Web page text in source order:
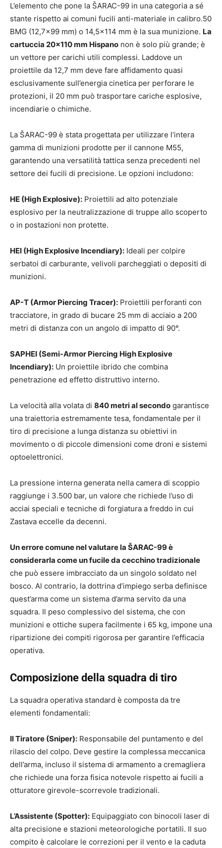
L’elemento che pone la ŠARAC-99 in una categoria a sé
stante rispetto ai comuni fucili anti-materiale in calibro.50
BMG (12,7×99 mm) o 14,5×114 mm è la sua munizione. La
cartuccia 20×110 mm Hispano non è solo più grande; è
un vettore per carichi utili complessi. Laddove un
proiettile da 12,7 mm deve fare affidamento quasi
esclusivamente sull’energia cinetica per perforare le
protezioni, il 20 mm può trasportare cariche esplosive,
incendiarie o chimiche.
La ŠARAC-99 è stata progettata per utilizzare l’intera
gamma di munizioni prodotte per il cannone M55,
garantendo una versatilità tattica senza precedenti nel
settore dei fucili di precisione. Le opzioni includono:
HE (High Explosive): Proiettili ad alto potenziale
esplosivo per la neutralizzazione di truppe allo scoperto
o in postazioni non protette.
HEI (High Explosive Incendiary): Ideali per colpire
serbatoi di carburante, velivoli parcheggiati o depositi di
munizioni.
AP-T (Armor Piercing Tracer): Proiettili perforanti con
tracciatore, in grado di bucare 25 mm di acciaio a 200
metri di distanza con un angolo di impatto di 90°.
SAPHEI (Semi-Armor Piercing High Explosive
Incendiary): Un proiettile ibrido che combina
penetrazione ed effetto distruttivo interno.
La velocità alla volata di 840 metri al secondo garantisce
una traiettoria estremamente tesa, fondamentale per il
tiro di precisione a lunga distanza su obiettivi in
movimento o di piccole dimensioni come droni e sistemi
optoelettronici.
La pressione interna generata nella camera di scoppio
raggiunge i 3.500 bar, un valore che richiede l’uso di
acciai speciali e tecniche di forgiatura a freddo in cui
Zastava eccelle da decenni.
Un errore comune nel valutare la ŠARAC-99 è
considerarla come un fucile da cecchino tradizionale
che può essere imbracciato da un singolo soldato nel
bosco. Al contrario, la dottrina d’impiego serba definisce
quest’arma come un sistema d’arma servito da una
squadra. Il peso complessivo del sistema, che con
munizioni e ottiche supera facilmente i 65 kg, impone una
ripartizione dei compiti rigorosa per garantire l’efficacia
operativa.
Composizione della squadra di tiro
La squadra operativa standard è composta da tre
elementi fondamentali:
Il Tiratore (Sniper): Responsabile del puntamento e del
rilascio del colpo. Deve gestire la complessa meccanica
dell’arma, incluso il sistema di armamento a cremagliera
che richiede una forza fisica notevole rispetto ai fucili a
otturatore girevole-scorrevole tradizionali.
L’Assistente (Spotter): Equipaggiato con binocoli laser di
alta precisione e stazioni meteorologiche portatili. Il suo
compito è calcolare le correzioni per il vento e la caduta